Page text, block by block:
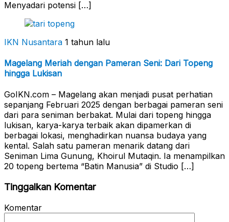
Menyadari potensi […]
IKN Nusantara 1 tahun lalu
Magelang Meriah dengan Pameran Seni: Dari Topeng
hingga Lukisan
GoIKN.com – Magelang akan menjadi pusat perhatian
sepanjang Februari 2025 dengan berbagai pameran seni
dari para seniman berbakat. Mulai dari topeng hingga
lukisan, karya-karya terbaik akan dipamerkan di
berbagai lokasi, menghadirkan nuansa budaya yang
kental. Salah satu pameran menarik datang dari
Seniman Lima Gunung, Khoirul Mutaqin. Ia menampilkan
20 topeng bertema “Batin Manusia” di Studio […]
Tinggalkan Komentar
Komentar